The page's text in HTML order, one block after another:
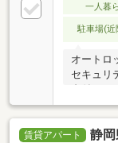
一人暮
駐車場(近
オートロ
セキュリ
賃貸アパート
静